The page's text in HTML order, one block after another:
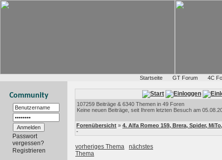
Startseite GT Forum 4C
Community
Passwort
vergessen?
Registrieren
107259 Beiträge & 6340 Themen in 49 Foren
Keine neuen Beiträge, seit Ihrem letzten Besuch am
Forenübersicht » 4. Alfa Romeo 159, Brera, Spider,
-
vorheriges Thema
nächstes
Thema